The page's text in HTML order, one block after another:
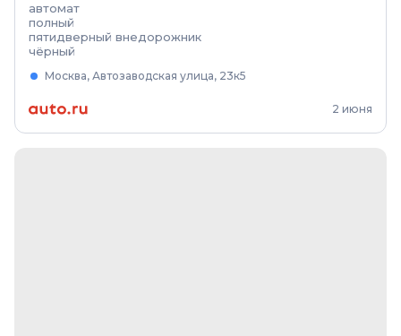
автомат
полный
пятидверный внедорожник
чёрный
Москва, Автозаводская улица, 23к5
2 июня